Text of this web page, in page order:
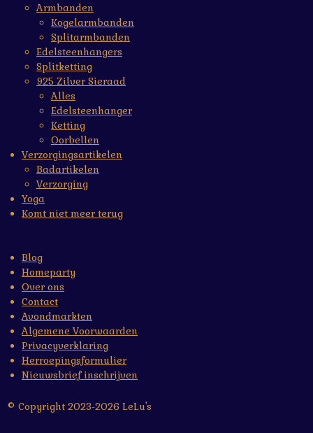
Armbanden
Kogelarmbanden
Splitarmbanden
Edelsteenhangers
Splitketting
925 Zilver Sieraad
Alles
Edelsteenhanger
Ketting
Oorbellen
Verzorgingsartikelen
Badartikelen
Verzorging
Yoga
Komt niet meer terug
Blog
Homeparty
Over ons
Contact
Avondmarkten
Algemene Voorwaarden
Privacyverklaring
Herroepingsformulier
Nieuwsbrief inschrijven
© Copyright 2023-2026 LeLu's